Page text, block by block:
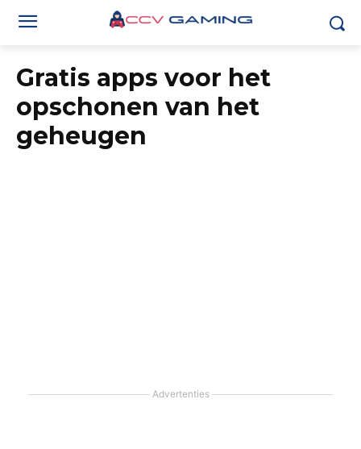
Gratis apps voor het
opschonen van het
geheugen
Advertenties